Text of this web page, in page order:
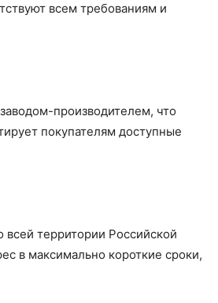
всем требованиям и
производителем, что
покупателям доступные
всей территории Российской
в максимально короткие сроки,